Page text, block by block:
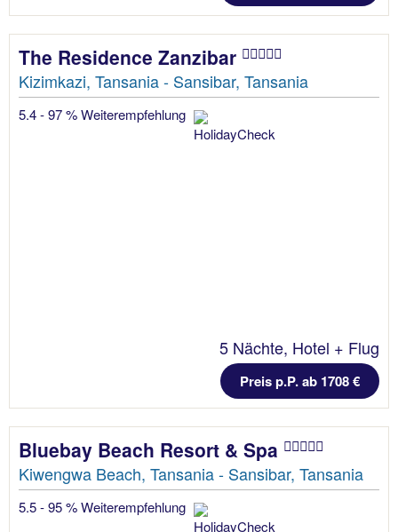
The Residence Zanzibar
Kizimkazi, Tansania - Sansibar, Tansania
5.4 - 97 % Weiterempfehlung
5 Nächte, Hotel + Flug
Preis p.P. ab 1708 €
Bluebay Beach Resort & Spa
Kiwengwa Beach, Tansania - Sansibar, Tansania
5.5 - 95 % Weiterempfehlung